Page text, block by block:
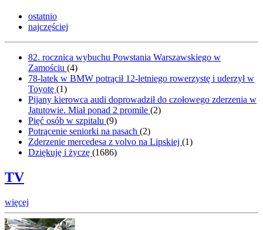
ostatnio
najczęściej
82. rocznica wybuchu Powstania Warszawskiego w
Zamościu (4)
78-latek w BMW potrącił 12-letniego rowerzystę i uderzył w
Toyotę (1)
Pijany kierowca audi doprowadził do czołowego zderzenia w
Jatutowie. Miał ponad 2 promile (2)
Pięć osób w szpitalu (9)
Potrącenie seniorki na pasach (2)
Zderzenie mercedesa z volvo na Lipskiej (1)
Dziękuję i życzę (1686)
TV
więcej